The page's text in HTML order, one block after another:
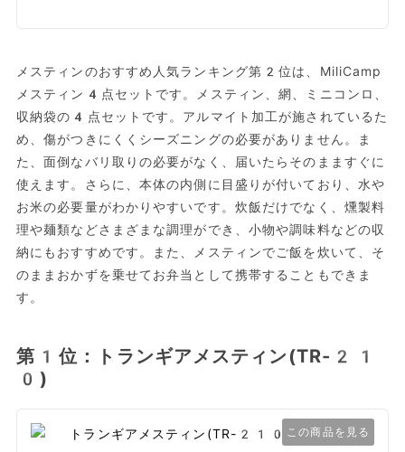
メスティンのおすすめ人気ランキング第2位は、MiliCamp
メスティン4点セットです。メスティン、網、ミニコンロ、
収納袋の4点セットです。アルマイト加工が施されているた
め、傷がつきにくくシーズニングの必要がありません。ま
た、面倒なバリ取りの必要がなく、届いたらそのまますぐに
使えます。さらに、本体の内側に目盛りが付いており、水や
お米の必要量がわかりやすいです。炊飯だけでなく、燻製料
理や麺類などさまざまな調理ができ、小物や調味料などの収
納にもおすすめです。また、メスティンでご飯を炊いて、そ
のままおかずを乗せてお弁当として携帯することもできま
す。
第1位：トランギアメスティン(TR-21
0)
この商品を見る